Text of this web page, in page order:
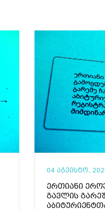
04 აგვისტო,
ერთიანი
გავლის